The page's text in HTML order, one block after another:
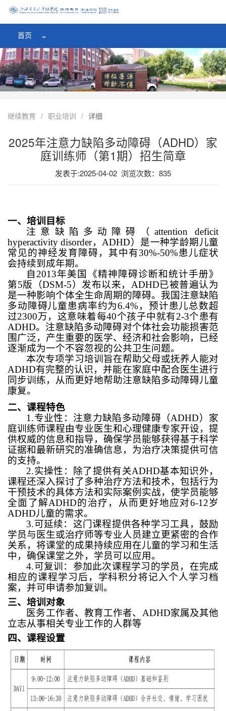
医学院首页
首页 =
继续教育 / 职业培训 / 详细
2025年注意力缺陷多动障碍（ADHD）家
庭训练师（第1期）招生简章
发表于:2025-04-02 浏览次数： 835
一、培训目标
注意缺陷多动障碍（ attention deficit
hyperactivity disorder， ADHD）是一种学龄期儿童
常见的神经发育障碍，其中有30%-50%患儿症状
会持续到成年期。
自 2013年美国《精神障碍诊断和统计手册》
第5版（DSM-5）发布以来， ADHD已被普遍认为
是一种影响个体全生命周期的障碍。我国注意缺陷
多动障碍儿童患病率约为6.4%，预计患儿总数超
过2300万，这意味着每40个孩子中就有2-3个患有
ADHD。注意缺陷多动障碍对个体社会功能损害范
围广泛， 产生重要的医学、经济和社会影响，已经
逐渐成为一个不容忽视的公共卫生问题。
本次专项学习培训旨在帮助父母或抚养人能对
ADHD有完整的认识，并能在家庭中配合医生进行
同步训练，从而更好地帮助注意缺陷多动障碍儿童
康复。
二、课程特色
1 .专业性：注意力缺陷多动障碍（ADHD）家
庭训练师课程由专业医生和心理健康专家开设，提
供权威的信息和指导，确保学员能够获得基于科学
证据和最新研究的准确信息，为治疗决策提供可信
的支持。
2.实操性：除了提供有关ADHD基本知识外，
课程还深入探讨了多种治疗方法和技术，包括行为
干预技术的具体方法和实际案例实战，使学员能够
全面了解ADHD的治疗，从而更好地应对6-12岁
ADHD儿童的需求。
3.可延续：这门课程提供各种学习工具，鼓励
学员与医生或治疗师等专业人员建立更紧密的合作
关系，将课堂的成果持续应用在儿童的学习和生活
中，确保课堂之外，学员可以应用。
4.可复训：参加此次课程学习的学员，在完成
相应的课程学习后，学科积分将记入个人学习档
案，并可申请参加复训。
三、培训对象
医务工作者、教育工作者、 ADHD家属及其他
立志从事相关专业工作的人群等
四、 课程设置